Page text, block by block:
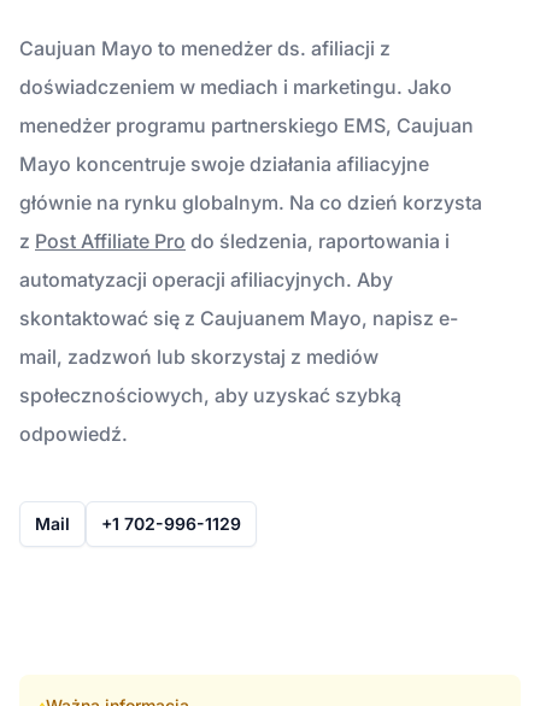
Caujuan Mayo to menedżer ds. afiliacji z
doświadczeniem w mediach i marketingu. Jako
menedżer programu partnerskiego EMS, Caujuan
Mayo koncentruje swoje działania afiliacyjne
głównie na rynku globalnym. Na co dzień korzysta
z Post Affiliate Pro do śledzenia, raportowania i
automatyzacji operacji afiliacyjnych. Aby
skontaktować się z Caujuanem Mayo, napisz e-
mail, zadzwoń lub skorzystaj z mediów
społecznościowych, aby uzyskać szybką
odpowiedź.
Mail +1 702-996-1129